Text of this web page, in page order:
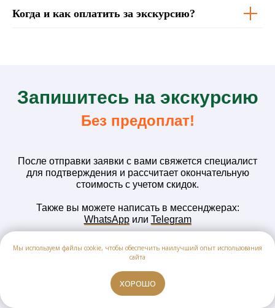
Мы используем файлы cookie, чтобы обеспечить наилучший опыт использования
сайта
ХОРОШО
Когда и как оплатить за экскурсию?
Запишитесь на экскурсию
Без предоплат!
После отправки заявки с вами свяжется специалист
для подтверждения и рассчитает окончательную
стоимость с учетом скидок.
Также вы можете написать в мессенджерах:
WhatsAppили Telegram